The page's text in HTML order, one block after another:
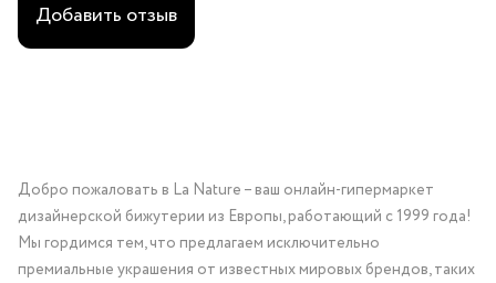
Добавить отзыв
Добро пожаловать в La Nature – ваш онлайн-гипермаркет
дизайнерской бижутерии из Европы, работающий с 1999 года!
Мы гордимся тем, что предлагаем исключительно
премиальные украшения от известных мировых брендов, таких